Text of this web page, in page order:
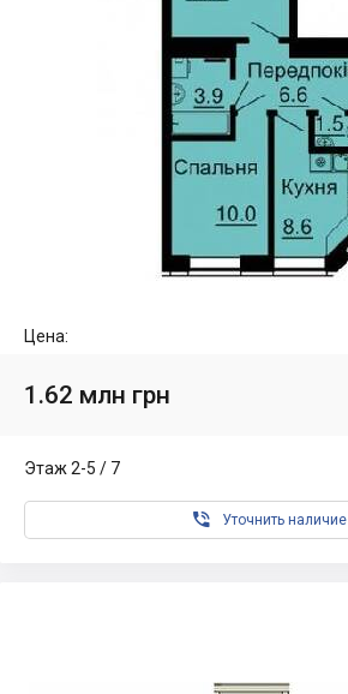
Цена:
1.62 млн грн
Этаж 2-5 / 7
 Уточнить наличие